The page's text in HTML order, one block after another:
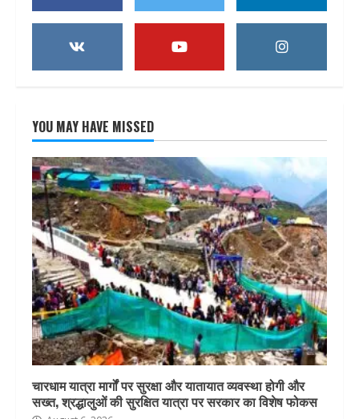
YOU MAY HAVE MISSED
चारधाम यात्रा मार्गों पर सुरक्षा और यातायात व्यवस्था होगी और
सख्त, श्रद्धालुओं की सुरक्षित यात्रा पर सरकार का विशेष फोकस